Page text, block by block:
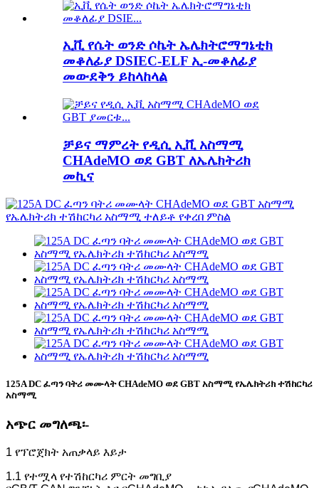
ኢቪ የሴት ወንድ ሶኬት ኤሌክትሮማግኔቲክ
መቆለፊያ DSIEC-ELF ኢ-መቆለፊያ
መውደቅን ይከላከላል
ቻይና ማምረት የዲሲ ኢቪ አስማሚ
CHAdeMO ወደ GBT ለኤሌክትሪክ
መኪና
125A DC ፈጣን ባትሪ መሙላት CHAdeMO ወደ GBT አስማሚ የኤሌክትሪክ ተሽከርካሪ
አስማሚ
አጭር መግለጫ፡-
1 የፕሮጀክት አጠቃላይ እይታ
1.1 የተሟላ የተሽከርካሪ ምርት መግቢያ